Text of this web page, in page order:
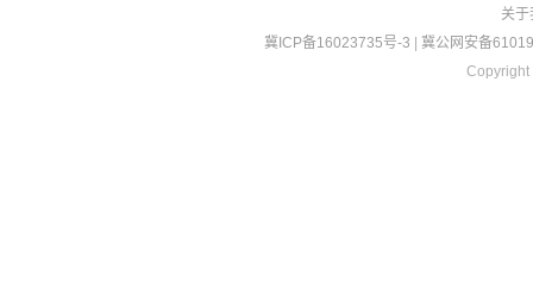
关于
冀ICP备16023735号-3
冀公网安备